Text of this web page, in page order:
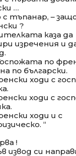
…
с тъпанар, –
?
каза да
изречения и
по
по български.
ходи с
ходи с
ходи и с
“
!
извод си